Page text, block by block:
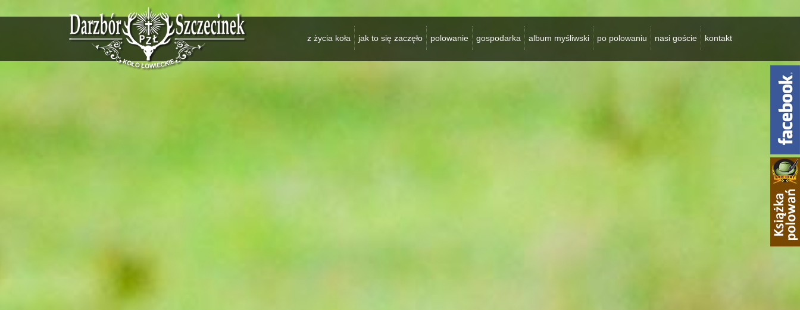
z życia koła jak to się zaczęło polowanie gospodarka album myśliwski po polowaniu nasi goście kontakt